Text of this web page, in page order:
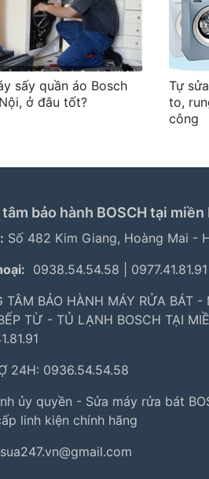
sấy quần áo Bosch
ở đâu tốt?
Tự
to,
công
bảo hành BOSCH tại miền
Số 482 Kim Giang, Hoàng Mai -
0938.54.54.58
0977.41.81.91
TÂM BẢO HÀNH MÁY RỬA BÁT -
TỪ - TỦ LẠNH BOSCH TẠI
24H: 0936.54.54.58
ủy quyền - Sửa máy rửa bát
linh kiện chính hãng
sua247.vn@gmail.com